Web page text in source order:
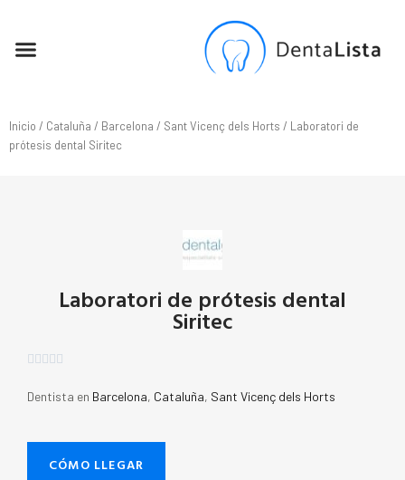
Inicio / Cataluña / Barcelona / Sant Vicenç dels Horts / Laboratori de
prótesis dental Siritec
Laboratori de prótesis dental
Siritec
    
Dentista en Barcelona, Cataluña, Sant Vicenç dels Horts
CÓMO LLEGAR